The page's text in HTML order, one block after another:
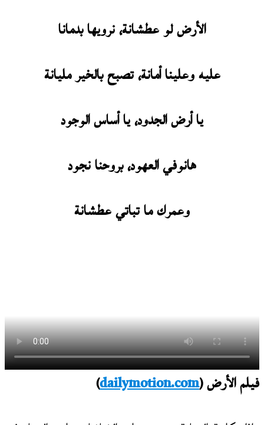
الأرض لو عطشانة، نرويها بدمانا
عليه وعلينا أمانة، تصبح بالخير مليانة
يا أرض الجدود، يا أساس الوجود
هانوفي العهود، بروحنا نجود
وعمرك ما تباتي عطشانة
فيلم الأرض (dailymotion.com
)